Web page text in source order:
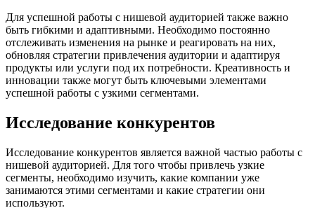
Для успешной работы с нишевой аудиторией также важно
быть гибкими и адаптивными. Необходимо постоянно
отслеживать изменения на рынке и реагировать на них,
обновляя стратегии привлечения аудитории и адаптируя
продукты или услуги под их потребности. Креативность и
инновации также могут быть ключевыми элементами
успешной работы с узкими сегментами.
Исследование конкурентов
Исследование конкурентов является важной частью работы с
нишевой аудиторией. Для того чтобы привлечь узкие
сегменты, необходимо изучить, какие компании уже
занимаются этими сегментами и какие стратегии они
используют.